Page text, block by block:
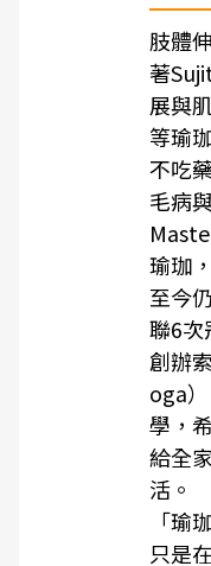
肢體
著
展與
等瑜
不吃
毛病
瑜珈
至今
聯6次
創辦
oga
學，
給全
活。
「瑜
只是